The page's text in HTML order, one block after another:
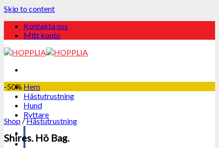
Skip to content
Kontakta oss
Mitt konto
Hem
Hästutrustning
Hund
Ryttare
-50%
Shop /Hästutrustning
Shires. Hö Bag.